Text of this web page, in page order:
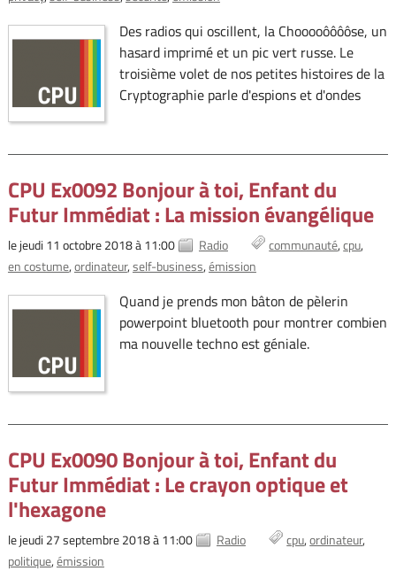
Des radios qui oscillent, la Chooooôôôôse, un
hasard imprimé et un pic vert russe. Le
troisième volet de nos petites histoires de la
Cryptographie parle d'espions et d'ondes
CPU Ex0092 Bonjour à toi, Enfant du
Futur Immédiat : La mission évangélique
le jeudi 11 octobre 2018 à 11:00 Radio communauté cpu
en costume ordinateur self-business émission
Quand je prends mon bâton de pèlerin
powerpoint bluetooth pour montrer combien
ma nouvelle techno est géniale.
CPU Ex0090 Bonjour à toi, Enfant du
Futur Immédiat : Le crayon optique et
l'hexagone
le jeudi 27 septembre 2018 à 11:00 Radio cpu ordinateur
politique émission